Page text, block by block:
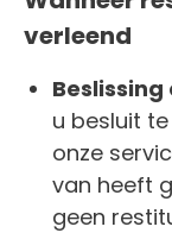
verleend
u besluit
onze
van heeft
geen